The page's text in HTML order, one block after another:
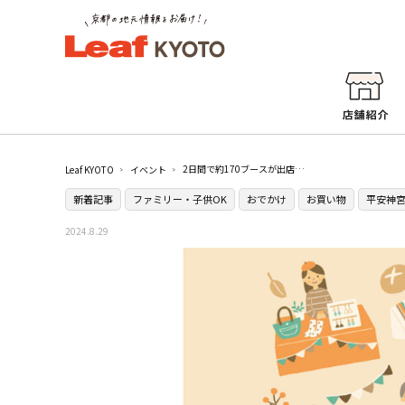
Leaf KYOTO イベント 2日間で約170ブースが出店『第4回 岡崎マルシェ～ものづくりMuseum～』／京都市勧業館みやこめっせ
新着記事 ファミリー・子供OK おでかけ お買い物 平安神
2024.8.29